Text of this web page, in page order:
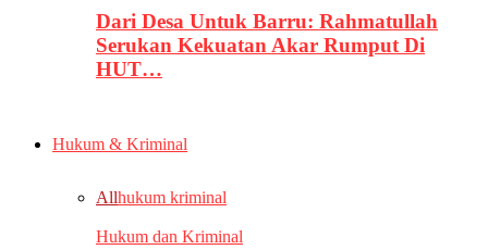
Dari Desa Untuk Barru: Rahmatullah
Serukan Kekuatan Akar Rumput Di
HUT…
Hukum & Kriminal
Allhukum kriminal
Hukum dan Kriminal